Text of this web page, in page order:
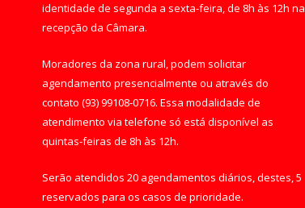
identidade de segunda a sexta-feira, de 8h às 12h na
recepção da Câmara.
Moradores da zona rural, podem solicitar
agendamento presencialmente ou através do
contato (93) 99108-0716. Essa modalidade de
atendimento via telefone só está disponível as
quintas-feiras de 8h às 12h.
Serão atendidos 20 agendamentos diários, destes, 5
reservados para os casos de prioridade.